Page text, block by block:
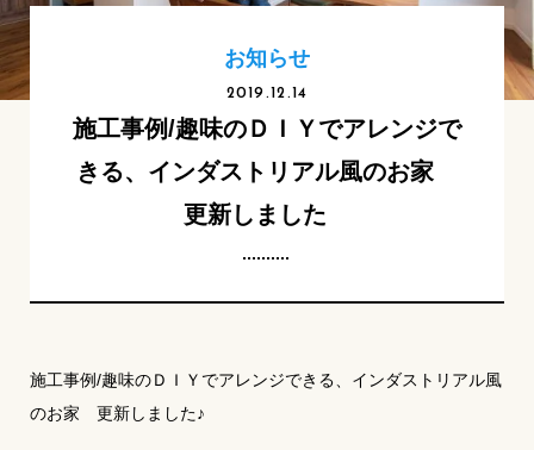
お知らせ
2019.12.14
施工事例/趣味のＤＩＹでアレンジで
きる、インダストリアル風のお家
更新しました
施工事例/趣味のＤＩＹでアレンジできる、インダストリアル風
のお家 更新しました♪